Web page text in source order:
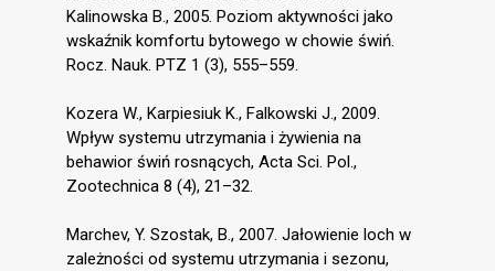
Kalinowska B., 2005. Poziom aktywności jako
wskaźnik komfortu bytowego w chowie świń.
Rocz. Nauk. PTZ 1 (3), 555–559.
Kozera W., Karpiesiuk K., Falkowski J., 2009.
Wpływ systemu utrzymania i żywienia na
behawior świń rosnących, Acta Sci. Pol.,
Zootechnica 8 (4), 21–32.
Marchev, Y. Szostak, B., 2007. Jałowienie loch w
zależności od systemu utrzymania i sezonu,